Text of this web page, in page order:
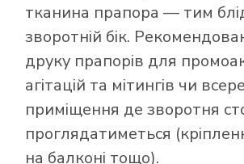
тканина прапора — тим
зворотній бік.
друку прапорів для
агітацій та мітингів чи
приміщення де зворотня
проглядатиметься
на балконі тощо).